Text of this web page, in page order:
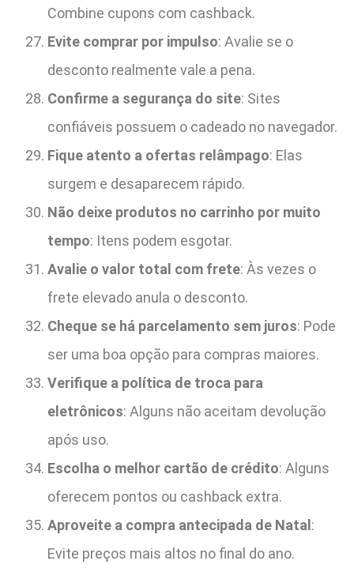
Combine cupons com cashback.
Evite comprar por impulso: Avalie se o
desconto realmente vale a pena.
Confirme a segurança do site: Sites
confiáveis possuem o cadeado no navegador.
Fique atento a ofertas relâmpago: Elas
surgem e desaparecem rápido.
Não deixe produtos no carrinho por muito
tempo: Itens podem esgotar.
Avalie o valor total com frete: Às vezes o
frete elevado anula o desconto.
Cheque se há parcelamento sem juros: Pode
ser uma boa opção para compras maiores.
Verifique a política de troca para
eletrônicos: Alguns não aceitam devolução
após uso.
Escolha o melhor cartão de crédito: Alguns
oferecem pontos ou cashback extra.
Aproveite a compra antecipada de Natal:
Evite preços mais altos no final do ano.